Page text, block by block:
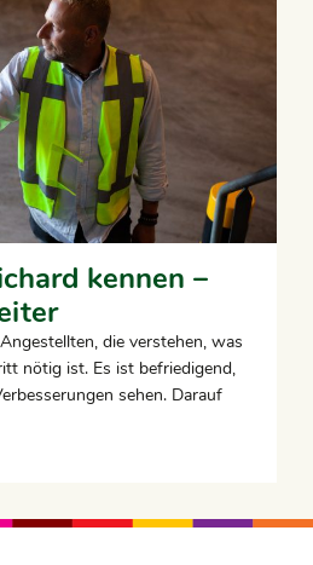
kennen –
die verstehen, was
nötig ist. Es ist befriedigend,
sehen. Darauf